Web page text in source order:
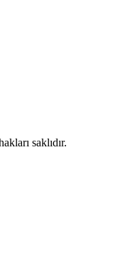
saklıdır.